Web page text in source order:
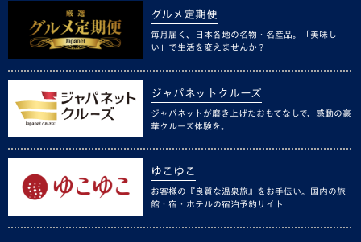
グルメ定期便
毎月届く、日本各地の名物・名産品。「美味し
い」で生活を変えませんか？
ジャパネットクルーズ
ジャパネットが磨き上げたおもてなしで、感動の豪
華クルーズ体験を。
ゆこゆこ
お客様の『良質な温泉旅』をお手伝い。国内の旅
館・宿・ホテルの宿泊予約サイト